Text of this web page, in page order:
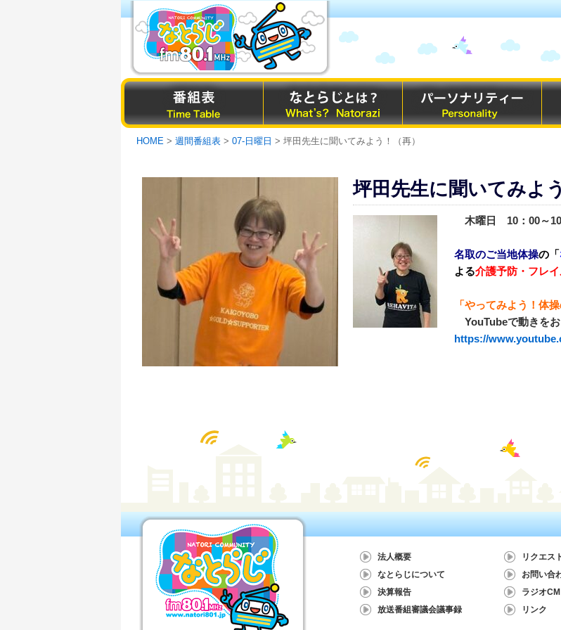
HOME > 週間番組表 > 07-日曜日 > 坪田先生に聞いてみよう！（再）
坪田先生に聞いてみよ
木曜日 10：00～
名取のご当地体操の「
よる介護予防・フレ
「やってみよう！体操
YouTubeで動きをお
https://
法人概要
なとらじについて
決算報告
放送番組審議会議事録
リクエス
お問い合
ラジオCM
リンク